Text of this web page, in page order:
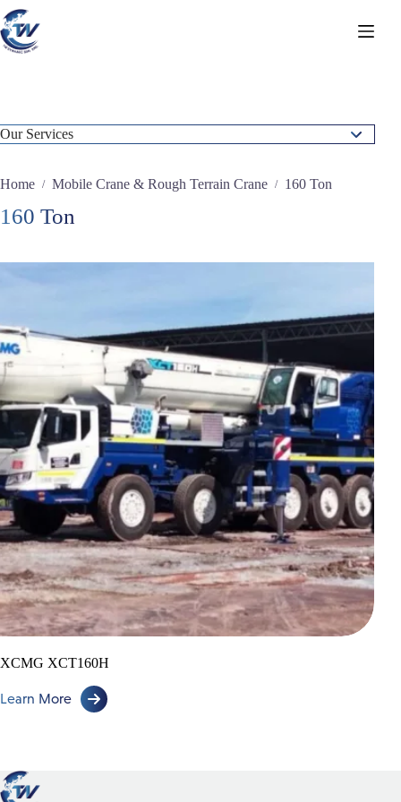
Skip
to
content
Home / Mobile Crane & Rough Terrain Crane / 160 Ton
160 Ton
XCMG XCT160H
Learn More
Our Services
10 Ton
12 Ton
16 Ton
25 Ton
35 Ton
45 Ton
50 Ton
55 Ton
60 Ton
65 Ton
100 Ton
Skylifts